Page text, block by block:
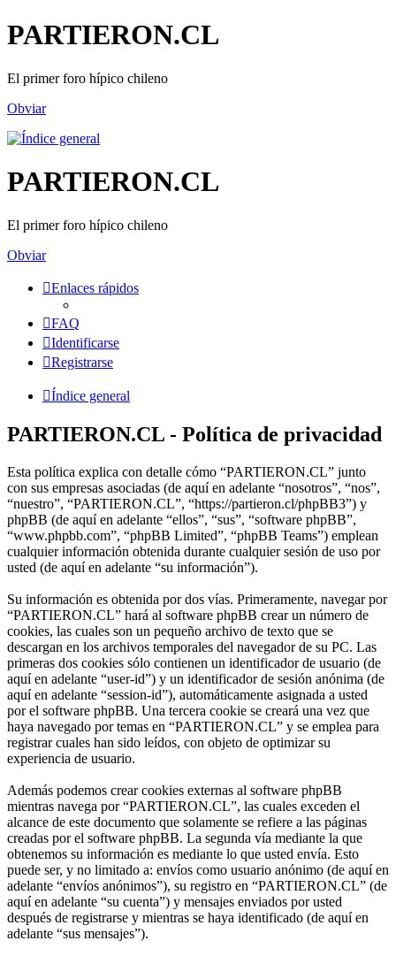
PARTIERON.CL
El primer foro hípico chileno
Obviar
PARTIERON.CL
El primer foro hípico chileno
Obviar
Enlaces rápidos
FAQ
Identificarse
Registrarse
Índice general
PARTIERON.CL - Política de privacidad
Esta política explica con detalle cómo “PARTIERON.CL” junto
con sus empresas asociadas (de aquí en adelante “nosotros”, “nos”,
“nuestro”, “PARTIERON.CL”, “https://partieron.cl/phpBB3”) y
phpBB (de aquí en adelante “ellos”, “sus”, “software phpBB”,
“www.phpbb.com”, “phpBB Limited”, “phpBB Teams”) emplean
cualquier información obtenida durante cualquier sesión de uso por
usted (de aquí en adelante “su información”).
Su información es obtenida por dos vías. Primeramente, navegar por
“PARTIERON.CL” hará al software phpBB crear un número de
cookies, las cuales son un pequeño archivo de texto que se
descargan en los archivos temporales del navegador de su PC. Las
primeras dos cookies sólo contienen un identificador de usuario (de
aquí en adelante “user-id”) y un identificador de sesión anónima (de
aquí en adelante “session-id”), automáticamente asignada a usted
por el software phpBB. Una tercera cookie se creará una vez que
haya navegado por temas en “PARTIERON.CL” y se emplea para
registrar cuales han sido leídos, con objeto de optimizar su
experiencia de usuario.
Además podemos crear cookies externas al software phpBB
mientras navega por “PARTIERON.CL”, las cuales exceden el
alcance de este documento que solamente se refiere a las páginas
creadas por el software phpBB. La segunda vía mediante la que
obtenemos su información es mediante lo que usted envía. Esto
puede ser, y no limitado a: envíos como usuario anónimo (de aquí en
adelante “envíos anónimos”), su registro en “PARTIERON.CL” (de
aquí en adelante “su cuenta”) y mensajes enviados por usted
después de registrarse y mientras se haya identificado (de aquí en
adelante “sus mensajes”).